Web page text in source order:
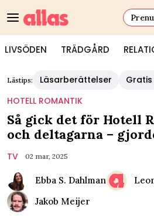
LIVSÖDEN TRÄDGÅRD
Lästips: Läsarberättelser
HOTELL ROMANTIK
Så gick det för Hotell
och deltagarna –
TV 02 mar, 2025
Ebba S. Dahlman
Jakob Meijer